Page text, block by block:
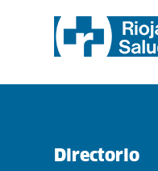
Directorio